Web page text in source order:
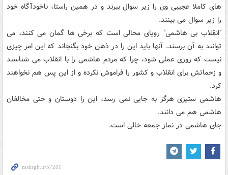
های کاملا عجیبی وی را زیر سوال ببرند و در همین راستا، ناخودآگاه خود
را زیر سوال می بینند.
"انقلاب بی هاشمی" رویای محالی است که برخی ها گمان می کنند، می
توانند به آن برسند. آنها باید این را در ذهن خود بگنجاند که این امر چیزی
نیست که روزی عملی شود، چرا که مردم هاشمی را با انقلاب می شناسند
و زحماتش برای انقلاب و کشور را فراموش نکرده و از این پس هم نخواهند
کرد.
هاشمی ستیزی هرگز به جایی نمی رسد، این را دوستان و حتی مخالفان
هاشمی هم می دانند.
جای هاشمی در نماز جمعه خالی است.